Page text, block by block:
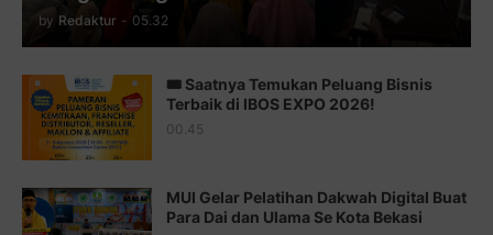
Juz 13 ⇨http://j.mp/2bFTiKQ
Juz 14 ⇨http://j.mp/2b8SUTA
Juz 15 ⇨http://j.mp/2bFRQIM
Juz 17 ⇨http://j.mp/2brHsFz
by Redaktur - 05.32
🎟️ Saatnya Temukan Peluang Bisnis
Terbaik di IBOS EXPO 2026!
00.45
MUI Gelar Pelatihan Dakwah Digital Buat
Para Dai dan Ulama Se Kota Bekasi